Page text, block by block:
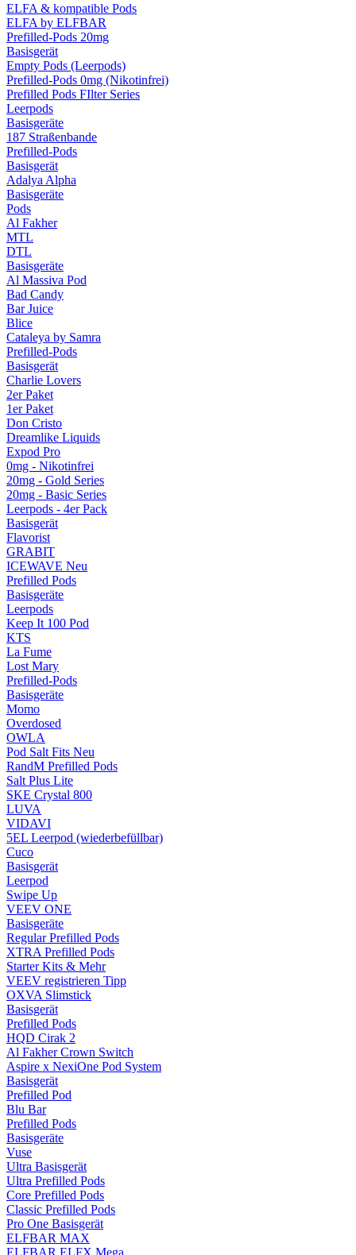
ELFA & kompatible Pods
ELFA by ELFBAR
Prefilled-Pods 20mg
Basisgerät
Empty Pods (Leerpods)
Prefilled-Pods 0mg (Nikotinfrei)
Prefilled Pods FIlter Series
Leerpods
Basisgeräte
187 Straßenbande
Prefilled-Pods
Basisgerät
Adalya Alpha
Basisgeräte
Pods
Al Fakher
MTL
DTL
Basisgeräte
Al Massiva Pod
Bad Candy
Bar Juice
Blice
Cataleya by Samra
Prefilled-Pods
Basisgerät
Charlie Lovers
2er Paket
1er Paket
Don Cristo
Dreamlike Liquids
Expod Pro
0mg - Nikotinfrei
20mg - Gold Series
20mg - Basic Series
Leerpods - 4er Pack
Basisgerät
Flavorist
GRABIT
ICEWAVE Neu
Prefilled Pods
Basisgeräte
Leerpods
Keep It 100 Pod
KTS
La Fume
Lost Mary
Prefilled-Pods
Basisgeräte
Momo
Overdosed
OWLA
Pod Salt Fits Neu
RandM Prefilled Pods
Salt Plus Lite
SKE Crystal 800
LUVA
VIDAVI
5EL Leerpod (wiederbefüllbar)
Cuco
Basisgerät
Leerpod
Swipe Up
VEEV ONE
Basisgeräte
Regular Prefilled Pods
XTRA Prefilled Pods
Starter Kits & Mehr
VEEV registrieren Tipp
OXVA Slimstick
Basisgerät
Prefilled Pods
HQD Cirak 2
Al Fakher Crown Switch
Aspire x NexiOne Pod System
Basisgerät
Prefilled Pod
Blu Bar
Prefilled Pods
Basisgeräte
Vuse
Ultra Basisgerät
Ultra Prefilled Pods
Core Prefilled Pods
Classic Prefilled Pods
Pro One Basisgerät
ELFBAR MAX
ELFBAR ELFX Mega